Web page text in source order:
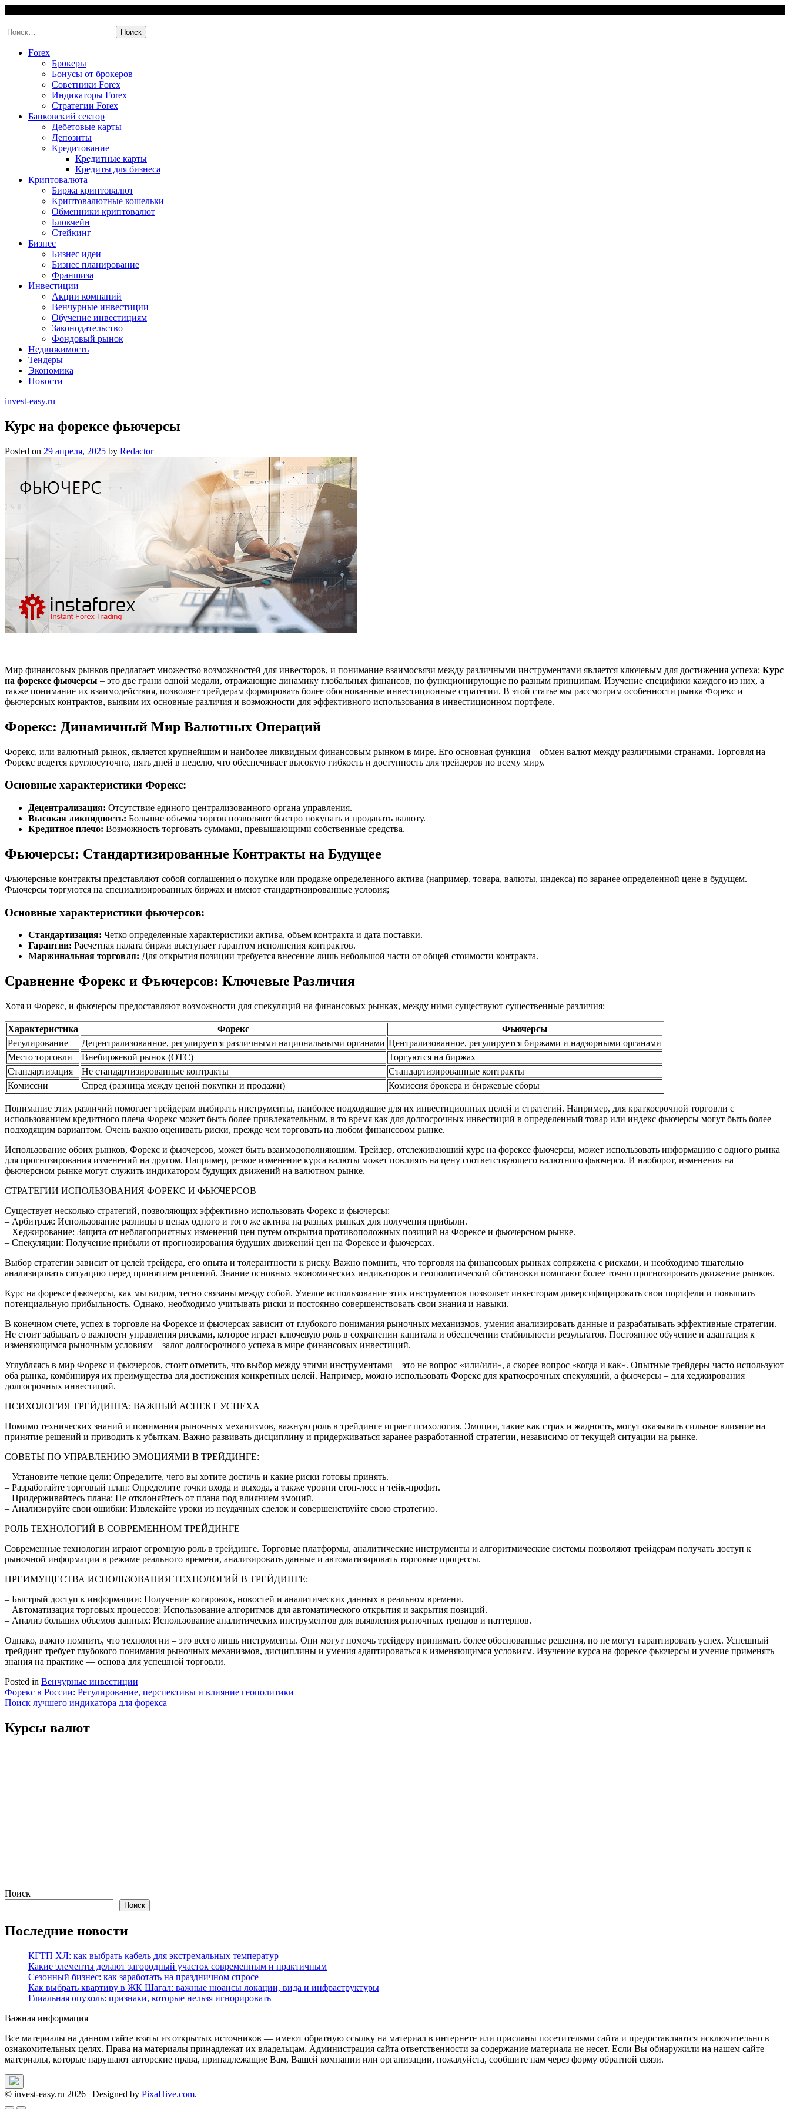
content
Найти:
Forex
Брокеры
Бонусы от брокеров
Советники Forex
Индикаторы Forex
Стратегии Forex
Банковский сектор
Дебетовые карты
Депозиты
Кредитование
Кредитные карты
Кредиты для бизнеса
Криптовалюта
Биржа криптовалют
Криптовалютные кошельки
Обменники криптовалют
Блокчейн
Стейкинг
Бизнес
Бизнес идеи
Бизнес планирование
Франшиза
Инвестиции
Акции компаний
Венчурные инвестиции
Обучение инвестициям
Законодательство
Фондовый рынок
Недвижимость
Тендеры
Экономика
Новости
invest-easy.ru
Курс на форексе фьючерсы
Posted on 29 апреля, 2025 by Redactor
Мир финансовых рынков предлагает множество возможностей для инвесторов, и понимание взаимосвязи между различными инструментами является ключевым для достижения успеха; Курс
на форексе фьючерсы – это две грани одной медали, отражающие динамику глобальных финансов, но функционирующие по разным принципам. Изучение специфики каждого из них, а
также понимание их взаимодействия, позволяет трейдерам формировать более обоснованные инвестиционные стратегии. В этой статье мы рассмотрим особенности рынка Форекс и
фьючерсных контрактов, выявим их основные различия и возможности для эффективного использования в инвестиционном портфеле.
Форекс: Динамичный Мир Валютных Операций
Форекс, или валютный рынок, является крупнейшим и наиболее ликвидным финансовым рынком в мире. Его основная функция – обмен валют между различными странами. Торговля на
Форекс ведется круглосуточно, пять дней в неделю, что обеспечивает высокую гибкость и доступность для трейдеров по всему миру.
Основные характеристики Форекс:
Децентрализация: Отсутствие единого централизованного органа управления.
Высокая ликвидность: Большие объемы торгов позволяют быстро покупать и продавать валюту.
Кредитное плечо: Возможность торговать суммами, превышающими собственные средства.
Фьючерсы: Стандартизированные Контракты на Будущее
Фьючерсные контракты представляют собой соглашения о покупке или продаже определенного актива (например, товара, валюты, индекса) по заранее определенной цене в будущем.
Фьючерсы торгуются на специализированных биржах и имеют стандартизированные условия;
Основные характеристики фьючерсов:
Стандартизация: Четко определенные характеристики актива, объем контракта и дата поставки.
Гарантии: Расчетная палата биржи выступает гарантом исполнения контрактов.
Маржинальная торговля: Для открытия позиции требуется внесение лишь небольшой части от общей стоимости контракта.
Сравнение Форекс и Фьючерсов: Ключевые Различия
Хотя и Форекс, и фьючерсы предоставляют возможности для спекуляций на финансовых рынках, между ними существуют существенные различия:
Характеристика Форекс
Фьючерсы
Регулирование
Децентрализованное, регулируется различными национальными органами Централизованное, регулируется биржами и надзорными органами
Место торговли
Внебиржевой рынок (OTC)
Торгуются на биржах
Стандартизация
Не стандартизированные контракты
Стандартизированные контракты
Комиссии
Спред (разница между ценой покупки и продажи) Комиссия брокера и биржевые сборы
Понимание этих различий помогает трейдерам выбирать инструменты, наиболее подходящие для их инвестиционных целей и стратегий. Например, для краткосрочной торговли с
использованием кредитного плеча Форекс может быть более привлекательным, в то время как для долгосрочных инвестиций в определенный товар или индекс фьючерсы могут быть более
подходящим вариантом. Очень важно оценивать риски, прежде чем торговать на любом финансовом рынке.
Использование обоих рынков, Форекс и фьючерсов, может быть взаимодополняющим. Трейдер, отслеживающий курс на форексе фьючерсы, может использовать информацию с одного рынка
для прогнозирования изменений на другом. Например, резкое изменение курса валюты может повлиять на цену соответствующего валютного фьючерса. И наоборот, изменения на
фьючерсном рынке могут служить индикатором будущих движений на валютном рынке.
СТРАТЕГИИ ИСПОЛЬЗОВАНИЯ ФОРЕКС И ФЬЮЧЕРСОВ
Существует несколько стратегий, позволяющих эффективно использовать Форекс и фьючерсы:
– Арбитраж: Использование разницы в ценах одного и того же актива на разных рынках для получения прибыли.
– Хеджирование: Защита от неблагоприятных изменений цен путем открытия противоположных позиций на Форексе и фьючерсном рынке.
– Спекуляции: Получение прибыли от прогнозирования будущих движений цен на Форексе и фьючерсах.
Выбор стратегии зависит от целей трейдера, его опыта и толерантности к риску. Важно помнить, что торговля на финансовых рынках сопряжена с рисками, и необходимо тщательно
анализировать ситуацию перед принятием решений. Знание основных экономических индикаторов и геополитической обстановки помогают более точно прогнозировать движение рынков.
Курс на форексе фьючерсы, как мы видим, тесно связаны между собой. Умелое использование этих инструментов позволяет инвесторам диверсифицировать свои портфели и повышать
потенциальную прибыльность. Однако, необходимо учитывать риски и постоянно совершенствовать свои знания и навыки.
В конечном счете, успех в торговле на Форексе и фьючерсах зависит от глубокого понимания рыночных механизмов, умения анализировать данные и разрабатывать эффективные стратегии.
Не стоит забывать о важности управления рисками, которое играет ключевую роль в сохранении капитала и обеспечении стабильности результатов. Постоянное обучение и адаптация к
изменяющимся рыночным условиям – залог долгосрочного успеха в мире финансовых инвестиций.
Углубляясь в мир Форекс и фьючерсов, стоит отметить, что выбор между этими инструментами – это не вопрос «или/или», а скорее вопрос «когда и как». Опытные трейдеры часто используют
оба рынка, комбинируя их преимущества для достижения конкретных целей. Например, можно использовать Форекс для краткосрочных спекуляций, а фьючерсы – для хеджирования
долгосрочных инвестиций.
ПСИХОЛОГИЯ ТРЕЙДИНГА: ВАЖНЫЙ АСПЕКТ УСПЕХА
Помимо технических знаний и понимания рыночных механизмов, важную роль в трейдинге играет психология. Эмоции, такие как страх и жадность, могут оказывать сильное влияние на
принятие решений и приводить к убыткам. Важно развивать дисциплину и придерживаться заранее разработанной стратегии, независимо от текущей ситуации на рынке.
СОВЕТЫ ПО УПРАВЛЕНИЮ ЭМОЦИЯМИ В ТРЕЙДИНГЕ:
– Установите четкие цели: Определите, чего вы хотите достичь и какие риски готовы принять.
– Разработайте торговый план: Определите точки входа и выхода, а также уровни стоп-лосс и тейк-профит.
– Придерживайтесь плана: Не отклоняйтесь от плана под влиянием эмоций.
– Анализируйте свои ошибки: Извлекайте уроки из неудачных сделок и совершенствуйте свою стратегию.
РОЛЬ ТЕХНОЛОГИЙ В СОВРЕМЕННОМ ТРЕЙДИНГЕ
Современные технологии играют огромную роль в трейдинге. Торговые платформы, аналитические инструменты и алгоритмические системы позволяют трейдерам получать доступ к
рыночной информации в режиме реального времени, анализировать данные и автоматизировать торговые процессы.
ПРЕИМУЩЕСТВА ИСПОЛЬЗОВАНИЯ ТЕХНОЛОГИЙ В ТРЕЙДИНГЕ:
– Быстрый доступ к информации: Получение котировок, новостей и аналитических данных в реальном времени.
– Автоматизация торговых процессов: Использование алгоритмов для автоматического открытия и закрытия позиций.
– Анализ больших объемов данных: Использование аналитических инструментов для выявления рыночных трендов и паттернов.
Однако, важно помнить, что технологии – это всего лишь инструменты. Они могут помочь трейдеру принимать более обоснованные решения, но не могут гарантировать успех. Успешный
трейдинг требует глубокого понимания рыночных механизмов, дисциплины и умения адаптироваться к изменяющимся условиям. Изучение курса на форексе фьючерсы и умение применять
знания на практике — основа для успешной торговли.
Posted in Венчурные инвестиции
Навигация
по
записям
Форекс в России: Регулирование, перспективы и влияние геополитики
Поиск лучшего индикатора для форекса
Курсы валют
Поиск
Поиск
Последние новости
КГТП ХЛ: как выбрать кабель для экстремальных температур
Какие элементы делают загородный участок современным и практичным
Сезонный бизнес: как заработать на праздничном спросе
Как выбрать квартиру в ЖК Шагал: важные нюансы локации, вида и инфраструктуры
Глиальная опухоль: признаки, которые нельзя игнорировать
Важная информация
Все материалы на данном сайте взяты из открытых источников — имеют обратную ссылку на материал в интернете или присланы посетителями сайта и предоставляются исключительно в
ознакомительных целях. Права на материалы принадлежат их владельцам. Администрация сайта ответственности за содержание материала не несет. Если Вы обнаружили на нашем сайте
материалы, которые нарушают авторские права, принадлежащие Вам, Вашей компании или организации, пожалуйста, сообщите нам через форму обратной связи.
© invest-easy.ru 2026 | Designed by PixaHive.com.